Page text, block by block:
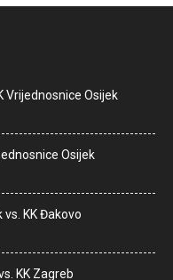
Vrijednosnice Osijek
Osijek
vs. KK Đakovo
KK Zagreb